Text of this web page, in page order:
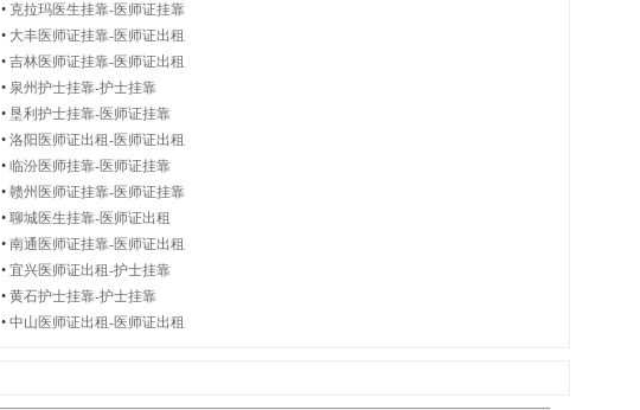
• 克拉玛医生挂靠-医师证挂靠
• 大丰医师证挂靠-医师证出租
• 吉林医师证挂靠-医师证出租
• 泉州护士挂靠-护士挂靠
• 垦利护士挂靠-医师证挂靠
• 洛阳医师证出租-医师证出租
• 临汾医师挂靠-医师证挂靠
• 赣州医师证挂靠-医师证挂靠
• 聊城医生挂靠-医师证出租
• 南通医师证挂靠-医师证出租
• 宜兴医师证出租-护士挂靠
• 黄石护士挂靠-护士挂靠
• 中山医师证出租-医师证出租